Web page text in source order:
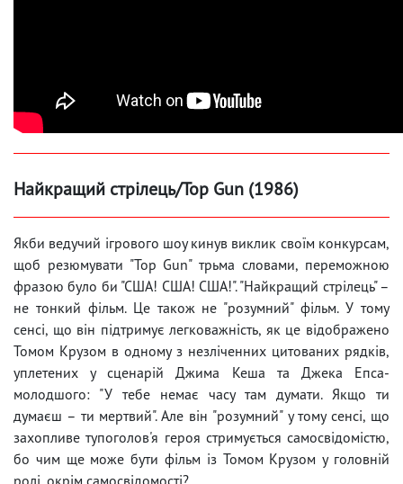
Найкращий стрілець/Top Gun (1986)
Якби ведучий ігрового шоу кинув виклик своїм конкурсам,
щоб резюмувати "Top Gun" трьма словами, переможною
фразою було би "США! США! США!". "Найкращий стрілець" –
не тонкий фільм. Це також не "розумний" фільм. У тому
сенсі, що він підтримує легковажність, як це відображено
Томом Крузом в одному з незліченних цитованих рядків,
уплетених у сценарій Джима Кеша та Джека Епса-
молодшого: "У тебе немає часу там думати. Якщо ти
думаєш – ти мертвий". Але він "розумний" у тому сенсі, що
захопливе тупоголов'я героя стримується самосвідомістю,
бо чим ще може бути фільм із Томом Крузом у головній
ролі, окрім самосвідомості?